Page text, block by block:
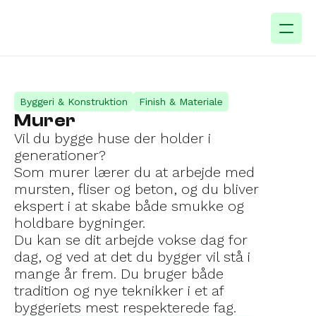
Byggeri & Konstruktion Finish & Materiale
Murer
Vil du bygge huse der holder i
generationer?
Som murer lærer du at arbejde med
mursten, fliser og beton, og du bliver
ekspert i at skabe både smukke og
holdbare bygninger.
Du kan se dit arbejde vokse dag for
dag, og ved at det du bygger vil stå i
mange år frem. Du bruger både
tradition og nye teknikker i et af
byggeriets mest respekterede fag.